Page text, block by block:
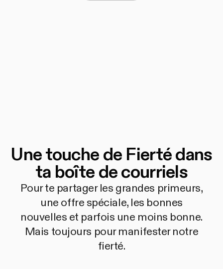
Une touche de Fierté dans
ta boîte de courriels
Pour te partager les grandes primeurs,
une offre spéciale, les bonnes
nouvelles et parfois une moins bonne.
Mais toujours pour manifester notre
fierté.